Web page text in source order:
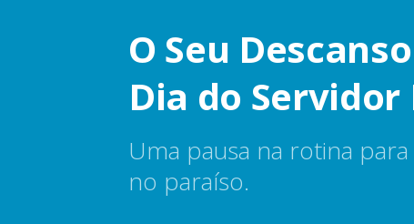
O Seu
Dia do Servidor
Uma pausa na rotina
no paraíso.